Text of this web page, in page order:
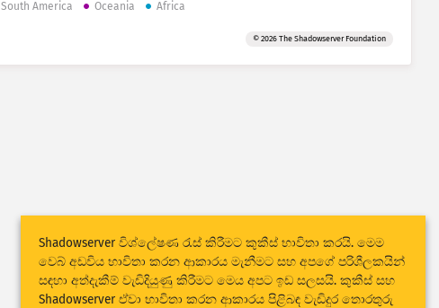
South America Oceania Africa
© 2026 The Shadowserver Foundation
Shadowserver විශ්ලේෂණ රැස් කිරීමට කුකීස් භාවිතා කරයි. මෙම
වෙබ් අඩවිය භාවිතා කරන ආකාරය මැනීමට සහ අපගේ පරිශීලකයින්
සඳහා අත්දැකීම් වැඩිදියුණු කිරීමට මෙය අපට ඉඩ සලසයි. කුකීස් සහ
Shadowserver ඒවා භාවිතා කරන ආකාරය පිළිබඳ වැඩිදුර තොරතුරු